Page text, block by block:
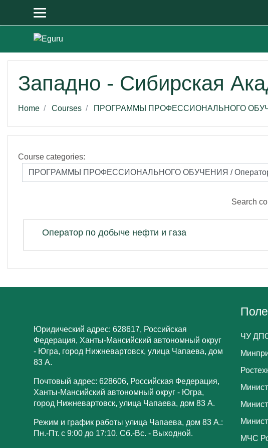
Западно - Сибирская
Home Courses ПРОГРАММЫ ПРОФЕССИОНАЛЬНОГО
Course categories:
Search
Оператор по добыче нефти и газа
Юридический адрес: 628617, Российская
Федерация, Ханты-Мансийский автономный округ
- Югра, город Нижневартовск, улица Чапаева, дом
83 А.
Почтовый адрес: 628606, Российская Федерация,
Ханты-Мансийский автономный округ - Югра,
город Нижневартовск, улица Чапаева, дом 83 А.
Режим и график работы улица Чапаева, дом 83 А.:
Пн.-Пт. с 9:00 до 17:10. Сб.-Вс. - Выходной.
ЧУ
МЧС